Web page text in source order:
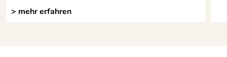
> mehr erfahren